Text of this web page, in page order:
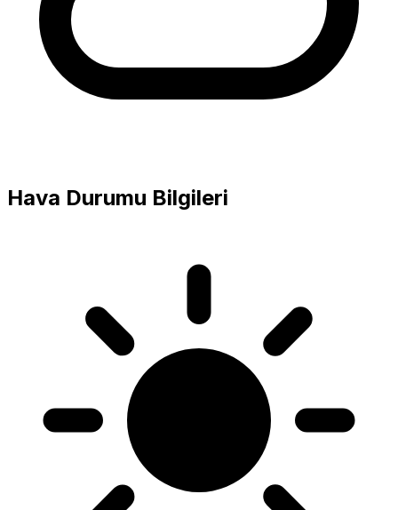
Hava Durumu Bilgileri